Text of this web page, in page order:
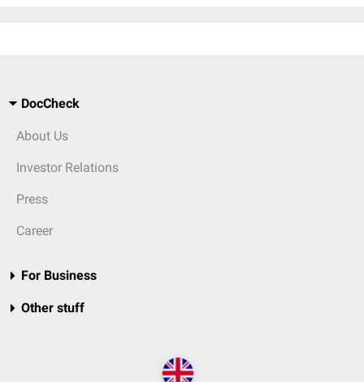
DocCheck
About Us
Investor Relations
Press
Career
For Business
Other stuff